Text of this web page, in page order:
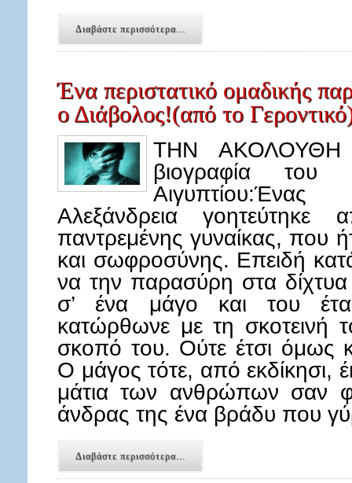
Διαβάστε περισσότερα...
Ένα περιστατικό ομαδικής
ο Διάβολος!(από το
ΤΗΝ ΑΚΟΛΟΥΘΗ
βιογραφία
Αλεξάνδρεια
παντρεμένης γυναίκας, που
και σωφροσύνης. Επειδή
να την παρασύρη στα
σ’ ένα μάγο και του
κατώρθωνε με τη σκοτεινή
σκοπό του. Ούτε έτσι όμως
Ο μάγος τότε, από εκδίκησι,
μάτια των ανθρώπων σαν
άνδρας της ένα βράδυ που
Διαβάστε περισσότερα...